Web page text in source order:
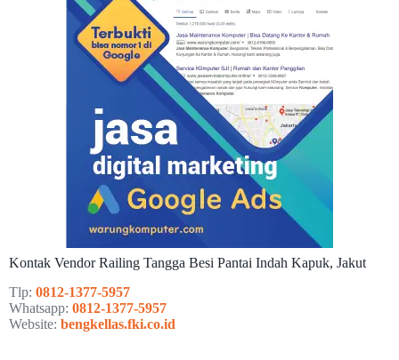
Kontak Vendor Railing Tangga Besi Pantai Indah Kapuk, Jakut
Tlp: 0812-1377-5957
Whatsapp: 0812-1377-5957
Website: bengkellas.fki.co.id